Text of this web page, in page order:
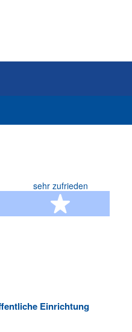
sehr zufrieden
5 Sterne
Einrichtung